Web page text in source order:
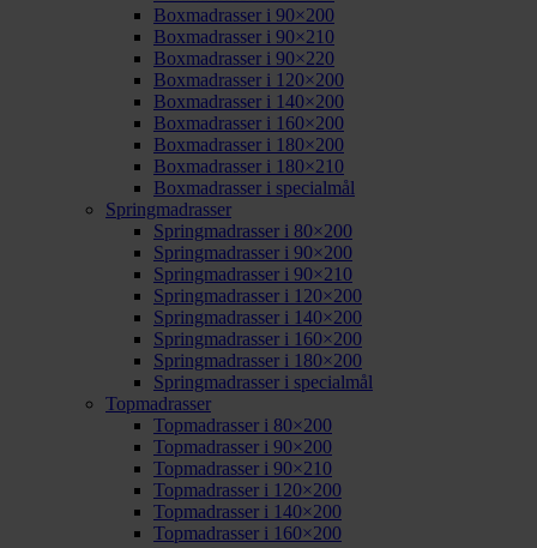
Boxmadrasser i 90×200
Boxmadrasser i 90×210
Boxmadrasser i 90×220
Boxmadrasser i 120×200
Boxmadrasser i 140×200
Boxmadrasser i 160×200
Boxmadrasser i 180×200
Boxmadrasser i 180×210
Boxmadrasser i specialmål
Springmadrasser
Springmadrasser i 80×200
Springmadrasser i 90×200
Springmadrasser i 90×210
Springmadrasser i 120×200
Springmadrasser i 140×200
Springmadrasser i 160×200
Springmadrasser i 180×200
Springmadrasser i specialmål
Topmadrasser
Topmadrasser i 80×200
Topmadrasser i 90×200
Topmadrasser i 90×210
Topmadrasser i 120×200
Topmadrasser i 140×200
Topmadrasser i 160×200